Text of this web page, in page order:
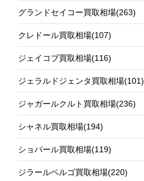
グランドセイコー買取相場(263)
クレドール買取相場(107)
ジェイコブ買取相場(116)
ジェラルドジェンタ買取相場(101)
ジャガールクルト買取相場(236)
シャネル買取相場(194)
ショパール買取相場(119)
ジラールペルゴ買取相場(220)